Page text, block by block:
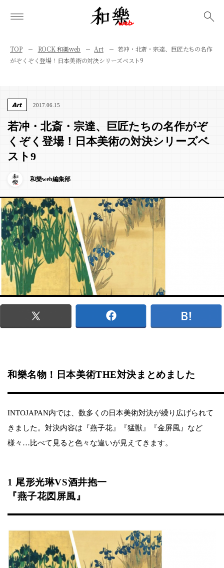
TOP ROCK 和樂web Art
若冲・北斎・宗達、巨匠たちの名作
がぞくぞく登場！日本美術の対決シリーズベスト9
Art 2017.06.15
若冲・北斎・宗達、巨匠たちの名作がぞ
くぞく登場！日本美術の対決シリーズベ
スト9
和樂web編集部
和樂名物！日本美術THE対決まとめました
INTOJAPAN内では、数多くの日本美術対決が繰り広げられて
きました。対決内容は『燕子花』『猛獣』『金屏風』など
様々…比べて見ると色々な違いが見えてきます。
1 尾形光琳VS酒井抱一
『燕子花図屏風』